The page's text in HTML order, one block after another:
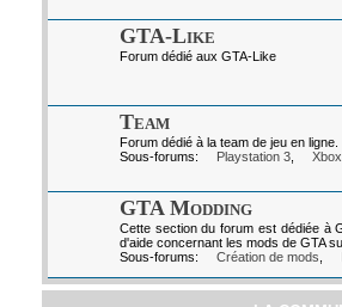
GTA-Like
Forum dédié aux GTA-Like
Team
Forum dédié à la team de jeu en ligne.
Sous-forums:
Playstation 3,
GTA Modding
Cette section du forum est dédiée à
d'aide concernant les mods de GTA
Sous-forums:
Création de mods